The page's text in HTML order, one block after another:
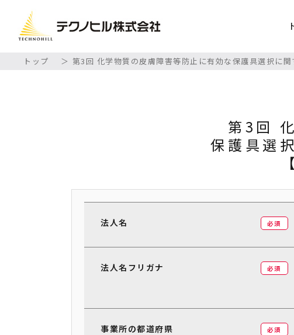
トップ 第3回 化学物質の皮膚障害等防止に有効な保護具選択に
第3回
保護具選
法人名 必須
法人名フリガナ 必須
事業所の都道府県 必須